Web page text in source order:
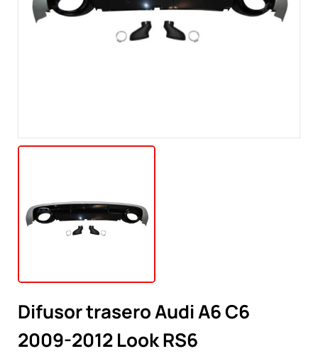
Difusor trasero Audi A6 C6
2009-2012 Look RS6